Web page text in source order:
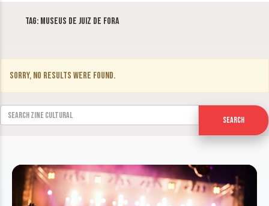
Tag: Museus de Juiz de Fora
Sorry, no results were found.
Search for:
Search